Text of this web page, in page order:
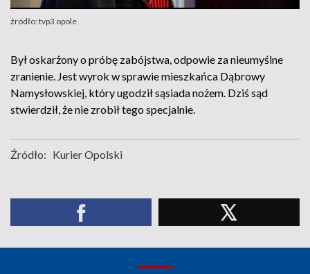
źródło: tvp3 opole
Był oskarżony o próbę zabójstwa, odpowie za nieumyślne
zranienie. Jest wyrok w sprawie mieszkańca Dąbrowy
Namysłowskiej, który ugodził sąsiada nożem. Dziś sąd
stwierdził, że nie zrobił tego specjalnie.
Źródło: Kurier Opolski